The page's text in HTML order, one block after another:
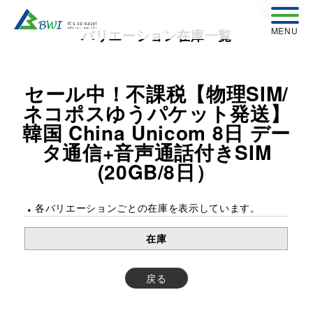
バリエーション在庫一覧
戻る
セール中！不課税【物理SIM/
ネコポスゆうパケット発送】
韓国 China Unicom 8日 デー
タ通信+音声通話付きSIM
(20GB/8日）
各バリエーションごとの在庫を表示しています。
在庫
戻る